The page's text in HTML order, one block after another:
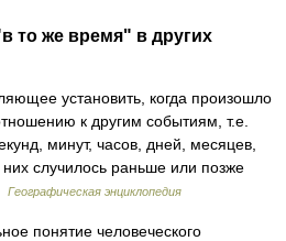
то же время" в других
установить, когда произошло
к другим событиям, т.е.
минут, часов, дней, месяцев,
случилось раньше или позже
Географическая энциклопедия
понятие человеческого